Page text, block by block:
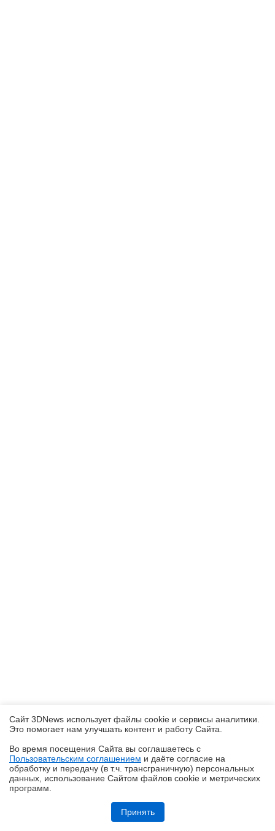
Ryzen и двухранговая DDR5: проверяем комплект G.Skill Trident Z5
Сайт 3DNews использует файлы cookie и сервисы аналитики.
Это помогает нам улучшать контент и работу Cайта.
Во время посещения Cайта вы соглашаетесь с
Пользовательским соглашением и даёте согласие на
обработку и передачу (в т.ч. трансграничную) персональных
данных, использование Cайтом файлов cookie и метрических
программ.
Принять